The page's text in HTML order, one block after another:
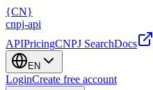
{CN}
cnpj-api
APIPricingCNPJ SearchDocs
EN
LoginCreate free account